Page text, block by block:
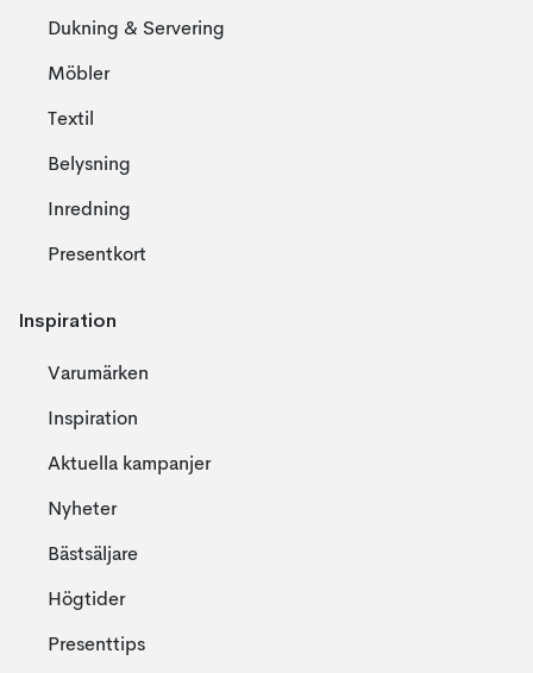
Dukning & Servering
Möbler
Textil
Belysning
Inredning
Presentkort
Inspiration
Varumärken
Inspiration
Aktuella kampanjer
Nyheter
Bästsäljare
Högtider
Presenttips